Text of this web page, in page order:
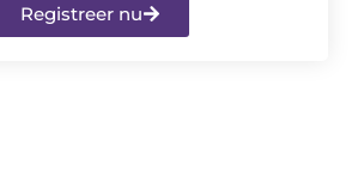
Registreer nu